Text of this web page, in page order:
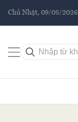
Chủ Nhật, 09/08/2026